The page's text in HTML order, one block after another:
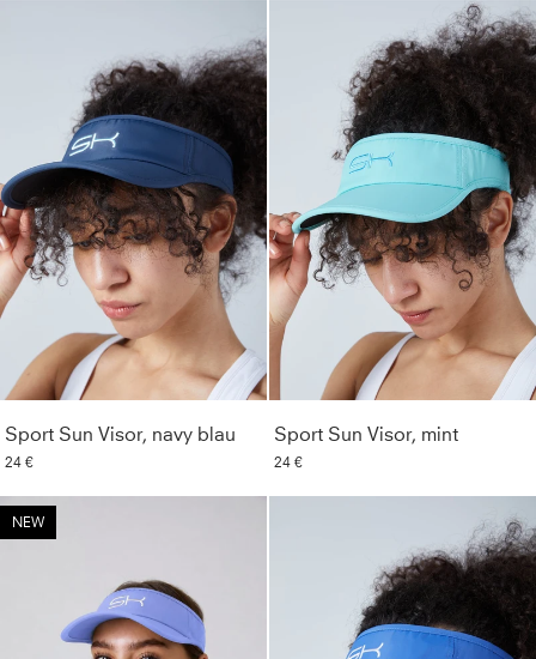
Sport Sun Visor, navy blau
24 €
Sport Sun Visor, mint
24 €
NEW